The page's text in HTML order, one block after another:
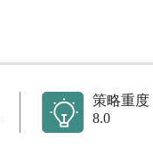
策略重度
8.0